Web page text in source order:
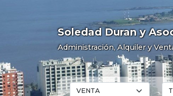
Soledad Duran y
Administración, Alquiler y